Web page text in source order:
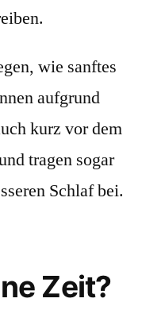
wie sanftes
aufgrund
kurz vor dem
tragen sogar
Schlaf bei.
Zeit?